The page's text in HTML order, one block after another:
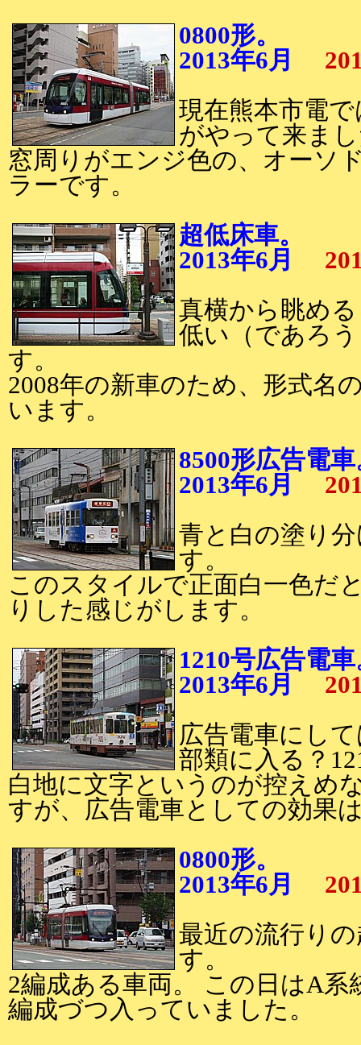
0800形。
2013年6月
現在熊本市電
がやって来ま
窓周りがエンジ色の、オーソ
ラーです。
超低床車。
2013年6月
真横から眺め
低い（であろ
す。
2008年の新車のため、形式名
います。
8500形広告電
2013年6月
青と白の塗り
す。
このスタイルで正面白一色だ
りした感じがします。
1210号広告電
2013年6月
広告電車にし
部類に入る？
白地に文字というのが控えめ
すが、広告電車としての効果
0800形。
2013年6月
最近の流行り
す。
2編成ある車両。 この日はA
編成づつ入っていました。